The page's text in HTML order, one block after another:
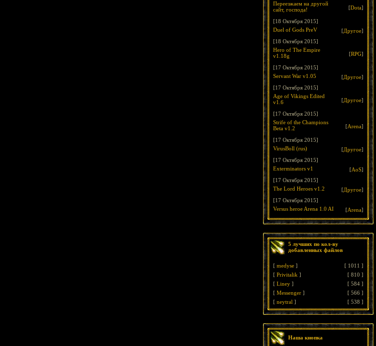
Переезжаем на другой
сайт, господа!
[Dota]
[18 Октября 2015]
Duel of Gods PreV
[Другое]
[18 Октября 2015]
Hero of The Empire
v1.18g
[RPG]
[17 Октября 2015]
Servant War v1.05
[Другое]
[17 Октября 2015]
Age of Vikings Edited
v1.6
[Другое]
[17 Октября 2015]
Strife of the Champions
Beta v1.2
[Arena]
[17 Октября 2015]
VirusBoll (rus)
[Другое]
[17 Октября 2015]
Exterminators v1
[AoS]
[17 Октября 2015]
The Lord Heroes v1.2
[Другое]
[17 Октября 2015]
Versus heroe Arena 1.0 AI
[Arena]
5 лучших по кол-ву
добавленных файлов
[ medyse ] [ 1011 ]
[ Privitalik ] [ 810 ]
[ Liney ] [ 584 ]
[ Messenger ] [ 566 ]
[ neytral ] [ 538 ]
Наша кнопка